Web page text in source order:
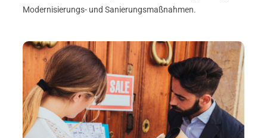
Modernisierungs- und Sanierungsmaßnahmen.